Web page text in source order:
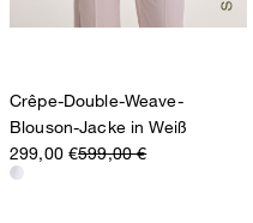
Crêpe-Double-Weave-
Blouson-Jacke in Weiß
299,00 €599,00 €